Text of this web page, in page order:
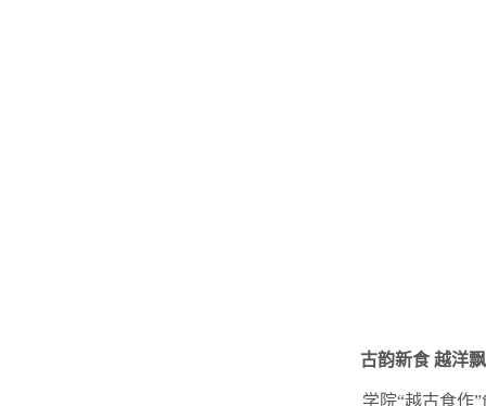
古韵新食 越洋
学院“越古食作